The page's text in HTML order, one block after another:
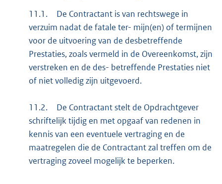
11.1.
De Contractant is van rechtswege in
verzuim nadat de fatale ter- mijn(en) of termijnen
voor de uitvoering van de desbetreffende
Prestaties, zoals vermeld in de Overeenkomst, zijn
verstreken en de des- betreffende Prestaties niet
of niet volledig zijn uitgevoerd.
11.2.
De Contractant stelt de Opdrachtgever
schriftelijk tijdig en met opgaaf van redenen in
kennis van een eventuele vertraging en de
maatregelen die de Contractant zal treffen om de
vertraging zoveel mogelijk te beperken.